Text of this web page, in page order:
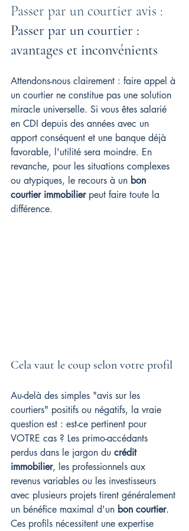
Passer par un courtier avis :
Passer par un courtier :
avantages et inconvénients
Attendons-nous clairement : faire appel à
un courtier ne constitue pas une solution
miracle universelle. Si vous êtes salarié
en CDI depuis des années avec un
apport conséquent et une banque déjà
favorable, l'utilité sera moindre. En
revanche, pour les situations complexes
ou atypiques, le recours à un bon
courtier immobilier peut faire toute la
différence.
Cela vaut le coup selon votre profil
Au-delà des simples "avis sur les
courtiers" positifs ou négatifs, la vraie
question est : est-ce pertinent pour
VOTRE cas ? Les primo-accédants
perdus dans le jargon du crédit
immobilier, les professionnels aux
revenus variables ou les investisseurs
avec plusieurs projets tirent généralement
un bénéfice maximal d'un bon courtier.
Ces profils nécessitent une expertise